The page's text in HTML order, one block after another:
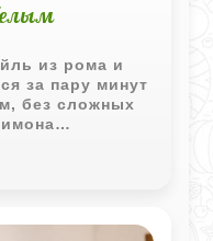
из рома и
за пару минут
без сложных
свежесть,
напиток.